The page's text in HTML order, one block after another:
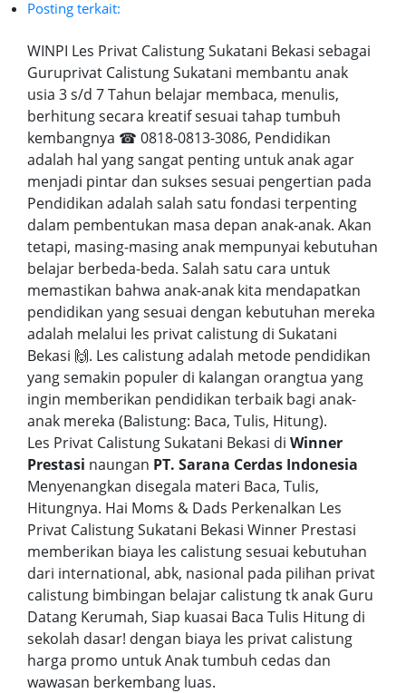
Posting terkait:
WINPI Les Privat Calistung Sukatani Bekasi sebagai
Guruprivat Calistung Sukatani membantu anak
usia 3 s/d 7 Tahun belajar membaca, menulis,
berhitung secara kreatif sesuai tahap tumbuh
kembangnya ☎ 0818-0813-3086, Pendidikan
adalah hal yang sangat penting untuk anak agar
menjadi pintar dan sukses sesuai pengertian pada
Pendidikan adalah salah satu fondasi terpenting
dalam pembentukan masa depan anak-anak. Akan
tetapi, masing-masing anak mempunyai kebutuhan
belajar berbeda-beda. Salah satu cara untuk
memastikan bahwa anak-anak kita mendapatkan
pendidikan yang sesuai dengan kebutuhan mereka
adalah melalui les privat calistung di Sukatani
Bekasi 🙌. Les calistung adalah metode pendidikan
yang semakin populer di kalangan orangtua yang
ingin memberikan pendidikan terbaik bagi anak-
anak mereka (Balistung: Baca, Tulis, Hitung).
Les Privat Calistung Sukatani Bekasi di Winner
Prestasi naungan PT. Sarana Cerdas Indonesia
Menyenangkan disegala materi Baca, Tulis,
Hitungnya. Hai Moms & Dads Perkenalkan Les
Privat Calistung Sukatani Bekasi Winner Prestasi
memberikan biaya les calistung sesuai kebutuhan
dari international, abk, nasional pada pilihan privat
calistung bimbingan belajar calistung tk anak Guru
Datang Kerumah, Siap kuasai Baca Tulis Hitung di
sekolah dasar! dengan biaya les privat calistung
harga promo untuk Anak tumbuh cedas dan
wawasan berkembang luas.